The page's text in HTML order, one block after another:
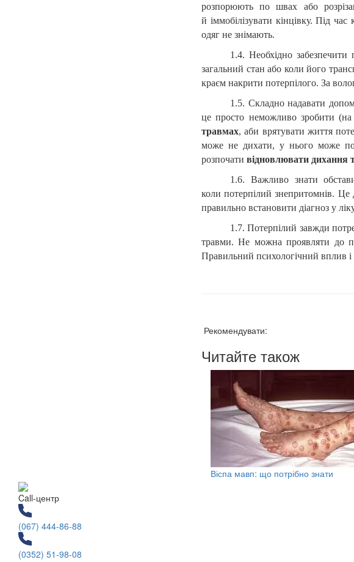
розпорюють по швах або
й іммобілізувати кінцівку. Під
одяг не знімають.
1.4. Необхідно забезпечити
загальний стан або коли його
краєм накрити потерпілого. За
1.5. Складно надавати
це просто неможливо зробити
травмах, аби врятувати життя
може не дихати, у нього може
розпочати відновлювати дихання
1.6. Важливо знати
коли потерпілий знепритомнів.
правильно встановити діагноз у
1.7. Потерпілий завжди
травми. Не можна проявляти до
Правильний психологічний вплив і
Рекомендувати:
Читайте також
Віспа мавп: що потрібно знати
Call-центр
(067) 444-86-88
(0352) 51-98-08